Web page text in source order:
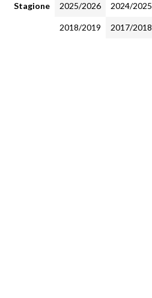
Stagione 2025/2026 2024/2025
2018/2019 2017/2018